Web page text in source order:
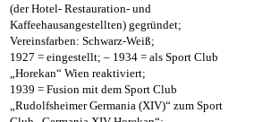
(der Hotel- Restauration- und
Kaffeehausangestellten) gegründet;
Vereinsfarben: Schwarz-Weiß;
1927 = eingestellt; – 1934 = als Sport Club
„Horekan“ Wien reaktiviert;
1939 = Fusion mit dem Sport Club
„Rudolfsheimer Germania (XIV)“ zum Sport